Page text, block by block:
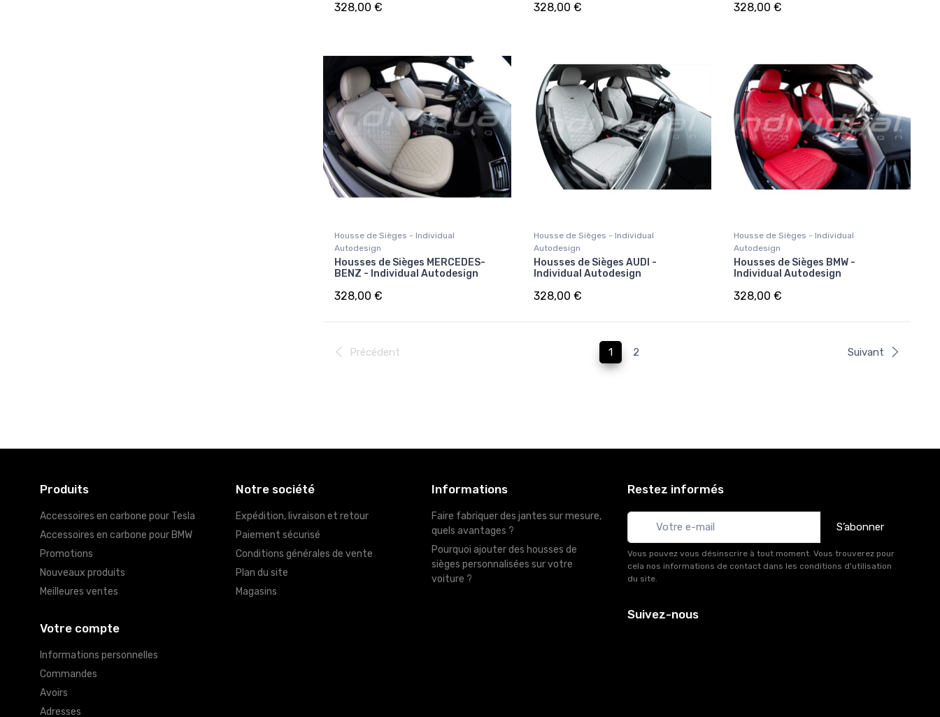
328,00 € 328,00 € 328,00 €
Housse de Sièges - Individual
Autodesign
Housses de Sièges MERCEDES-
BENZ - Individual Autodesign
328,00 €
Housse de Sièges - Individual
Autodesign
Housses de Sièges AUDI -
Individual Autodesign
328,00 €
Housse de Sièges - Individual
Autodesign
Housses de Sièges BMW -
Individual Autodesign
328,00 €
Précédent 1 2 Suivant
Produits
Accessoires en carbone pour Tesla
Accessoires en carbone pour BMW
Promotions
Nouveaux produits
Meilleures ventes
Notre société
Expédition, livraison et retour
Paiement sécurisé
Conditions générales de vente
Plan du site
Magasins
Informations
Faire fabriquer des jantes sur mesure,
quels avantages ?
Pourquoi ajouter des housses de
sièges personnalisées sur votre
voiture ?
Votre compte
Informations personnelles
Commandes
Avoirs
Adresses
Restez informés
S’abonner
Vous pouvez vous désinscrire à tout moment. Vous trouverez pour
cela nos informations de contact dans les conditions d'utilisation
du site.
Suivez-nous